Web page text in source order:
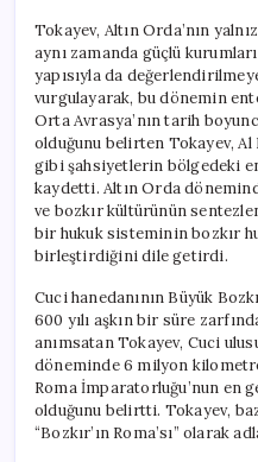
Tokayev, Altın Orda’nın
aynı zamanda güçlü
yapısıyla da
vurgulayarak, bu dönemin
Orta Avrasya’nın tarih
olduğunu belirten Tokayev, Al
gibi şahsiyetlerin bölgedeki
kaydetti. Altın Orda
ve bozkır kültürünün
bir hukuk sisteminin bozkır
birleştirdiğini dile getirdi.
Cuci hanedanının Büyük
600 yılı aşkın bir süre
anımsatan Tokayev, Cuci
döneminde 6 milyon
Roma İmparatorluğu’nun en
olduğunu belirtti. Tokayev,
“Bozkır’ın Roma’sı” olarak